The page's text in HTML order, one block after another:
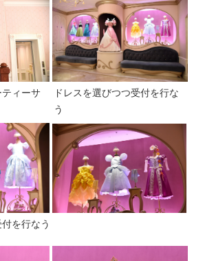
ィーサ
ドレスを選びつつ受付を行な
う
を行なう